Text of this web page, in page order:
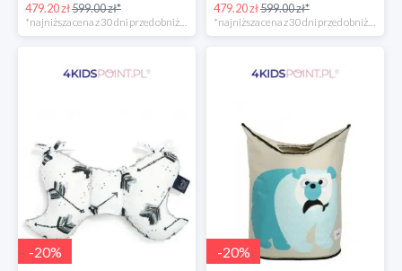
479.20 zł599.00 zł*
*najniższa cena z 30 dni przed obniżką
479.20 zł599.00 zł*
*najniższa cena z 30 dni przed obniżką
-20% -20%